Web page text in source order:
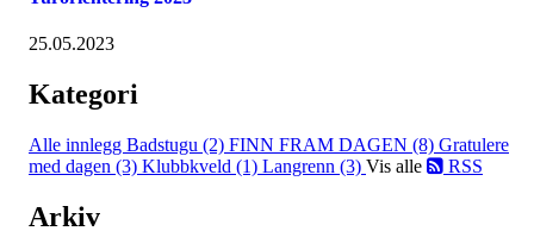
25.05.2023
Kategori
Alle innlegg Badstugu (2) FINN FRAM DAGEN (8) Gratulere
med dagen (3) Klubbkveld (1) Langrenn (3) Vis alle RSS
Arkiv